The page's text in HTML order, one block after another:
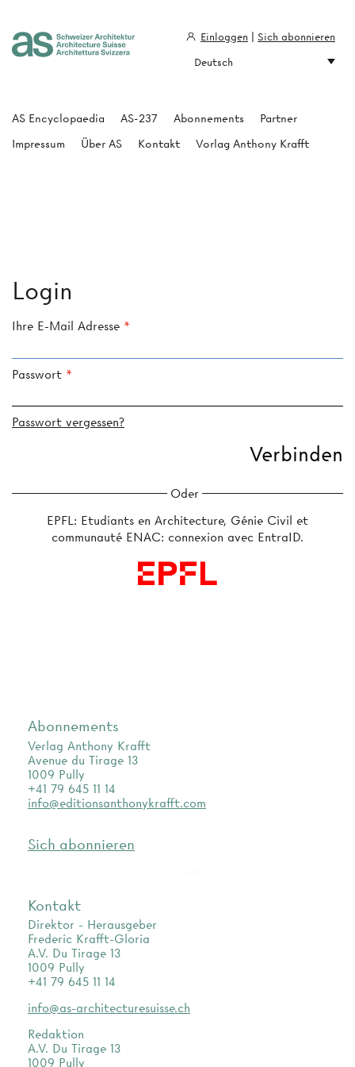
Login
Ihre E-Mail Adresse
Passwort
Passwort vergessen?
Oder
EPFL: Etudiants en Architecture, Génie Civil et
communauté ENAC: connexion avec EntraID.
AS Encyclopaedia AS-237 Abonnements
Partner
Impressum
Über AS Kontakt Vorlag Anthony Krafft
Einloggen
Sich abonnieren
Deutsch
Abonnements
Verlag Anthony Krafft
Avenue du Tirage 13
1009 Pully
+41 79 645 11 14
info@editionsanthonykrafft.com
Sich abonnieren
Kontakt
Direktor - Herausgeber
Frederic Krafft-Gloria
A.V. Du Tirage 13
1009 Pully
+41 79 645 11 14
info@as-architecturesuisse.ch
Redaktion
A.V. Du Tirage 13
1009 Pully